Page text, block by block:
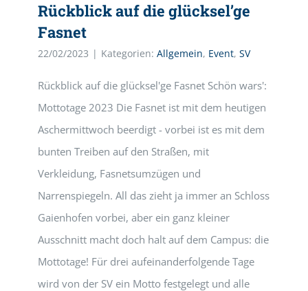
Rückblick auf die glücksel’ge
Fasnet
22/02/2023 | Kategorien: Allgemein, Event, SV
Rückblick auf die glücksel'ge Fasnet Schön wars':
Mottotage 2023 Die Fasnet ist mit dem heutigen
Aschermittwoch beerdigt - vorbei ist es mit dem
bunten Treiben auf den Straßen, mit
Verkleidung, Fasnetsumzügen und
Narrenspiegeln. All das zieht ja immer an Schloss
Gaienhofen vorbei, aber ein ganz kleiner
Ausschnitt macht doch halt auf dem Campus: die
Mottotage! Für drei aufeinanderfolgende Tage
wird von der SV ein Motto festgelegt und alle